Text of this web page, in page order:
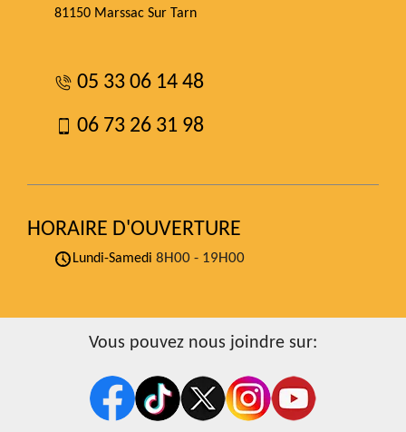
81150 Marssac Sur Tarn
05 33 06 14 48
06 73 26 31 98
HORAIRE D'OUVERTURE
Lundi-Samedi 8H00 - 19H00
Vous pouvez nous joindre sur: